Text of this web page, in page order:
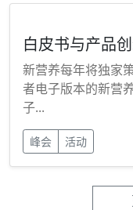
白皮书与产品
新营养每年将独家
者电子版本的新营
子...
峰会 活动